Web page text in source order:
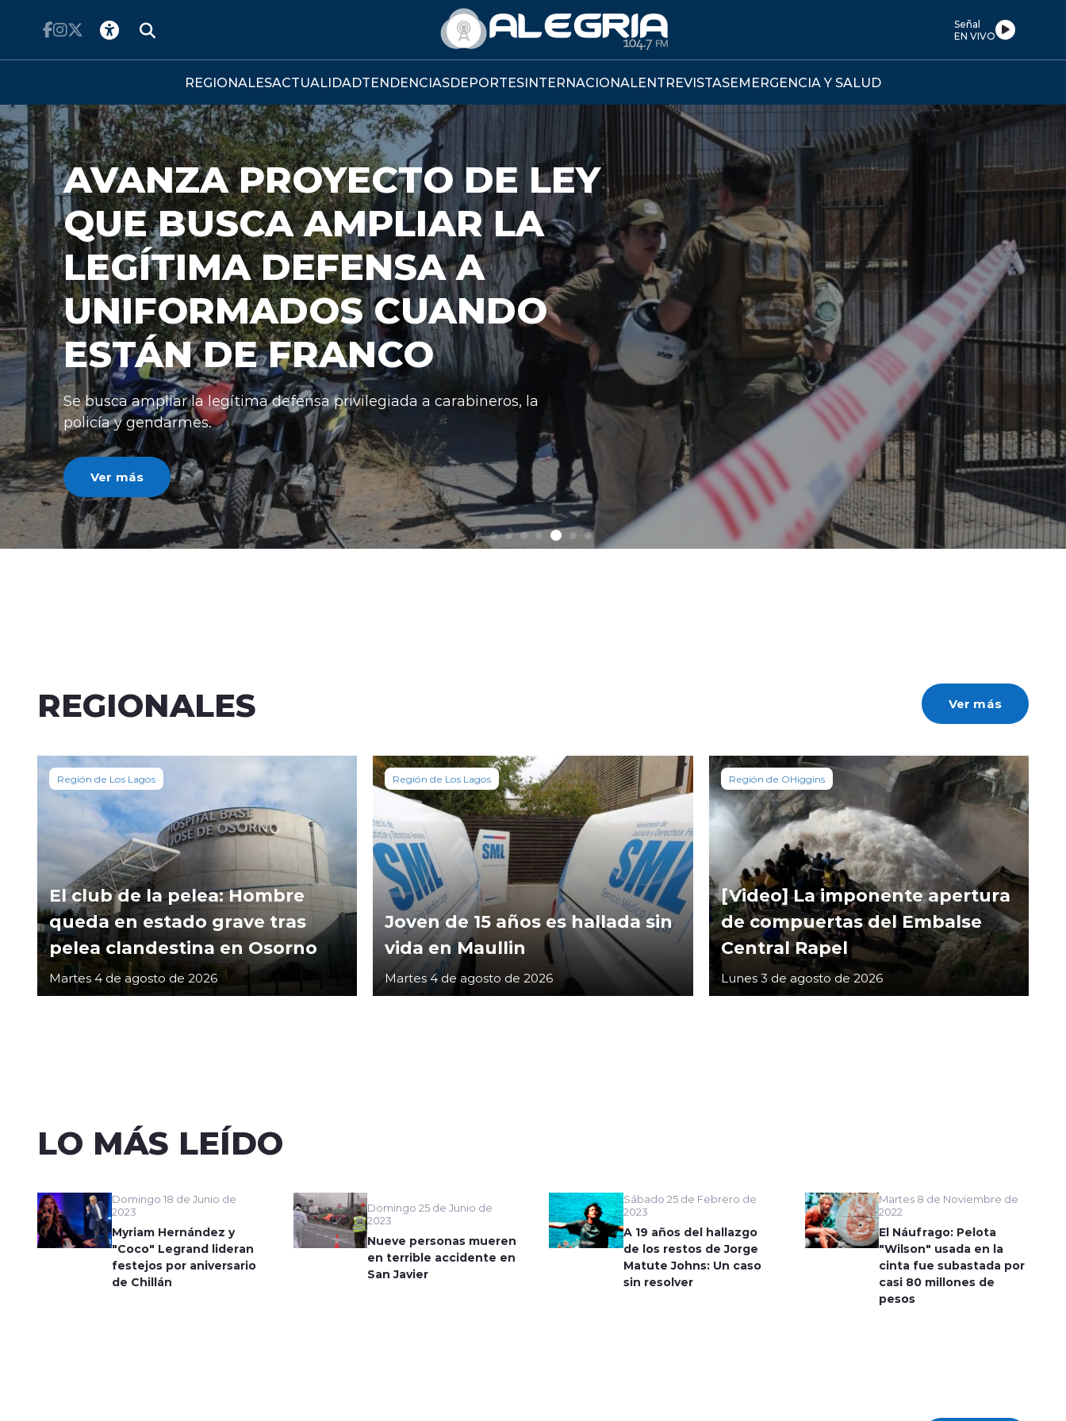
Señal
EN VIVO
REGIONALESACTUALIDADTENDENCIASDEPORTESINTERNACIONALENTREVISTASEMERGENCIA Y SALUD
AVANZA PROYECTO DE LEY
QUE BUSCA AMPLIAR LA
LEGÍTIMA DEFENSA A
UNIFORMADOS CUANDO
ESTÁN DE FRANCO
Se busca ampliar la legítima defensa privilegiada a carabineros, la
policía y gendarmes.
Ver más
REGIONALES Ver más
Región de Los Lagos
El club de la pelea: Hombre
queda en estado grave tras
pelea clandestina en Osorno
Martes 4 de agosto de 2026
Región de Los Lagos
Joven de 15 años es hallada sin
vida en Maullin
Martes 4 de agosto de 2026
Región de OHiggins
[Video] La imponente apertura
de compuertas del Embalse
Central Rapel
Lunes 3 de agosto de 2026
LO MÁS LEÍDO
Domingo 18 de Junio de
2023
Myriam Hernández y
"Coco" Legrand lideran
festejos por aniversario
de Chillán
Domingo 25 de Junio de
2023
Nueve personas mueren
en terrible accidente en
San Javier
Sábado 25 de Febrero de
2023
A 19 años del hallazgo
de los restos de Jorge
Matute Johns: Un caso
sin resolver
Martes 8 de Noviembre de
2022
El Náufrago: Pelota
"Wilson" usada en la
cinta fue subastada por
casi 80 millones de
pesos